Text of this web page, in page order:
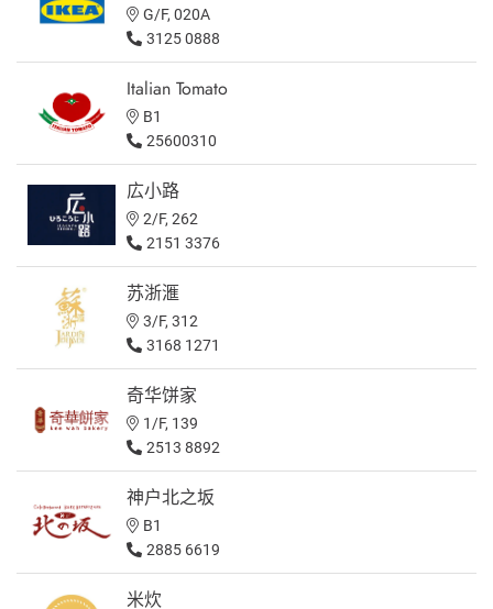
G/F, 020A
3125 0888
Italian Tomato
B1
25600310
広小路
2/F, 262
2151 3376
苏浙滙
3/F, 312
3168 1271
奇华饼家
1/F, 139
2513 8892
神户北之坂
B1
2885 6619
米炊